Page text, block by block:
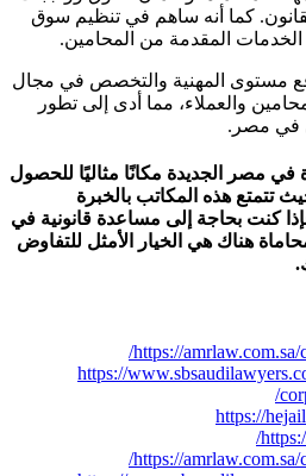
كما أنه ساهم في تنظيم سوق
المقدمة من المحامين.
مستوى المهنية والتخصص في مجال
والعملاء، مما أدى إلى تطور
في مصر.
في مصر الجديدة مكانًا مثاليًا للحصول
تتمتع هذه المكاتب بالخبرة
كنت بحاجة إلى مساعدة قانونية في
هناك هي الخيار الأمثل للتفاوض
https://
https://
https://
https://